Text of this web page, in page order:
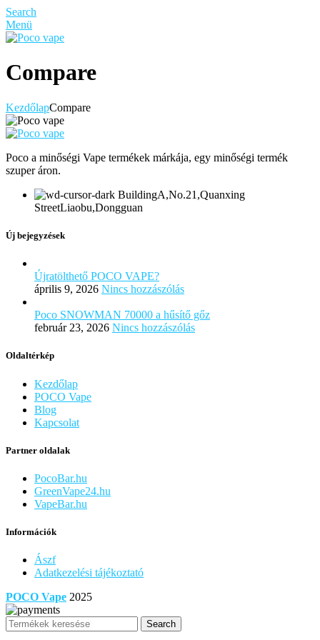
Search
Menü
Compare
KezdőlapCompare
Poco a minőségi Vape termékek márkája, egy minőségi termék
szuper áron.
BuildingA,No.21,Quanxing
StreetLiaobu,Dongguan
Új bejegyzések
Újratölthető POCO VAPE?
április 9, 2026 Nincs hozzászólás
Poco SNOWMAN 70000 a hűsítő gőz
február 23, 2026 Nincs hozzászólás
Oldaltérkép
Kezdőlap
POCO Vape
Blog
Kapcsolat
Partner oldalak
PocoBar.hu
GreenVape24.hu
VapeBar.hu
Információk
Ászf
Adatkezelési tájékoztató
POCO Vape 2025
Search